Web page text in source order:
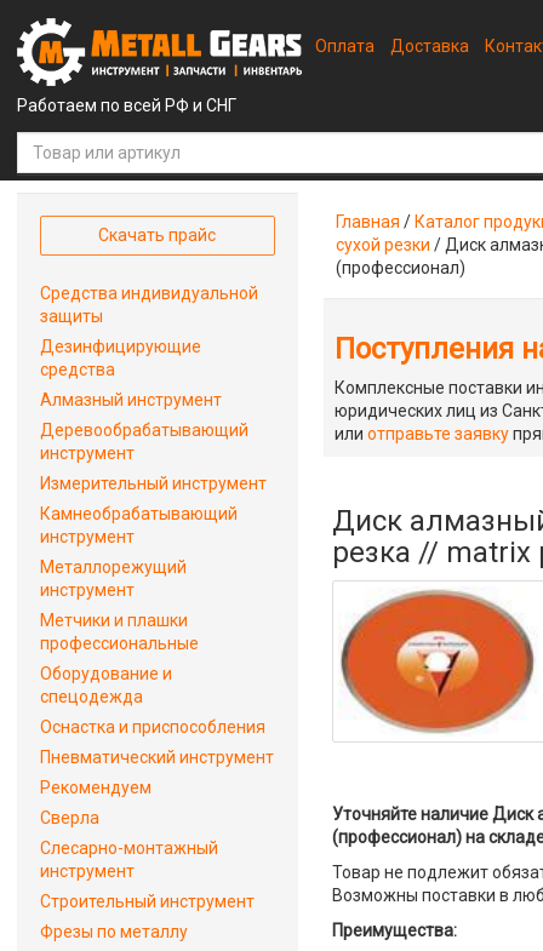
Работаем по всей РФ и СНГ
Оплата Доставка
Главная / Каталог
сухой резки / Диск
(профессионал)
Поступления
Комплексные поставки
юридических лиц из
илиотправьте заявку
Диск
резка // matrix
Уточняйте наличие Диск
(профессионал) на
Товар не подлежит
Возможны поставки в
Преимущества:
Скачать прайс
Средства индивидуальной
защиты
Дезинфицирующие
средства
Алмазный инструмент
Деревообрабатывающий
инструмент
Измерительный инструмент
Камнеобрабатывающий
инструмент
Металлорежущий
инструмент
Метчики и плашки
профессиональные
Оборудование и
спецодежда
Оснастка и приспособления
Пневматический инструмент
Рекомендуем
Сверла
Слесарно-монтажный
инструмент
Строительный инструмент
Фрезы по металлу